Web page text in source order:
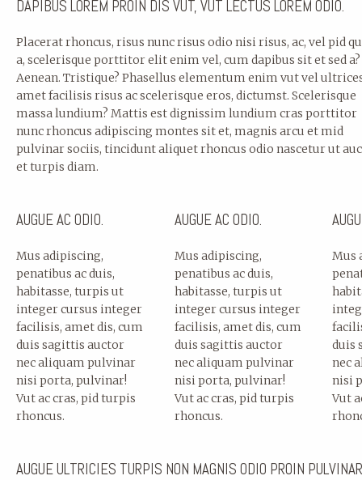
DAPIBUS LOREM PROIN DIS VUT, VUT LECTUS LOREM ODIO.
Placerat rhoncus, risus nunc risus odio nisi risus, ac, vel pid
a, scelerisque porttitor elit enim vel, cum dapibus sit et sed a?
Aenean. Tristique? Phasellus elementum enim vut vel
amet facilisis risus ac scelerisque eros, dictumst. Scelerisque
massa lundium? Mattis est dignissim lundium cras porttitor
nunc rhoncus adipiscing montes sit et, magnis arcu et mid
pulvinar sociis, tincidunt aliquet rhoncus odio nascetur ut
et turpis diam.
AUGUE AC ODIO.
Mus adipiscing,
penatibus ac duis,
habitasse, turpis ut
integer cursus integer
facilisis, amet dis, cum
duis sagittis auctor
nec aliquam pulvinar
nisi porta, pulvinar!
Vut ac cras, pid turpis
rhoncus.
AUGUE AC ODIO.
Mus adipiscing,
penatibus ac duis,
habitasse, turpis ut
integer cursus integer
facilisis, amet dis, cum
duis sagittis auctor
nec aliquam pulvinar
nisi porta, pulvinar!
Vut ac cras, pid turpis
rhoncus.
Mus
duis
nec
nisi
Vut
AUGUE ULTRICIES TURPIS NON MAGNIS ODIO PROIN